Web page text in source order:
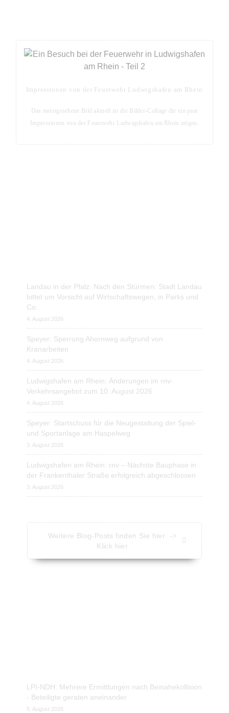
Impressionen von der Feuerwehr Ludwigshafen am Rhein
Das meistgesehene Bild aktuell ist die Bilder-Collage die ein paar
Impressionen von der Feuerwehr Ludwigshafen am Rhein zeigen.
Landau in der Pfalz: Nach den Stürmen: Stadt Landau
bittet um Vorsicht auf Wirtschaftswegen, in Parks und
Co.
4. August 2026
Speyer: Sperrung Ahornweg aufgrund von
Kranarbeiten
4. August 2026
Ludwigshafen am Rhein: Änderungen im rnv-
Verkehrsangebot zum 10. August 2026
4. August 2026
Speyer: Startschuss für die Neugestaltung der Spiel-
und Sportanlage am Haspelweg
3. August 2026
Ludwigshafen am Rhein: rnv – Nächste Bauphase in
der Frankenthaler Straße erfolgreich abgeschlossen
3. August 2026
Weitere Blog-Posts finden Sie hier: ->
Klick hier
LPI-NDH: Mehrere Ermittlungen nach Beinahekollision
- Beteiligte geraten aneinander
5. August 2026